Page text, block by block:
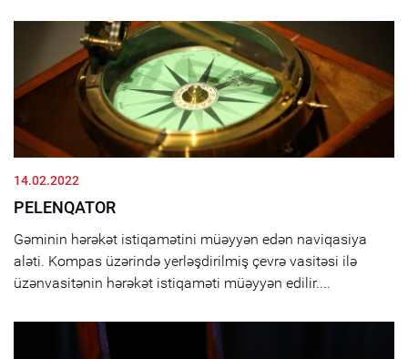
haqqında informasiyanın verilməsində istifadə olunurdu. ...
14.02.2022
PELENQATOR
Gəminin hərəkət istiqamətini müəyyən edən naviqasiya
aləti. Kompas üzərində yerləşdirilmiş çevrə vasitəsi ilə
üzənvasitənin hərəkət istiqaməti müəyyən edilir....